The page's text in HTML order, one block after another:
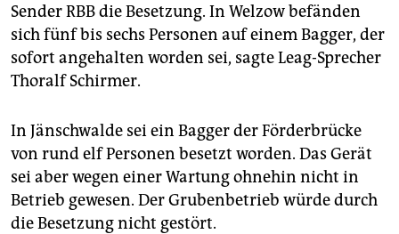
Sender RBB die Besetzung. In Welzow befänden
sich fünf bis sechs Personen auf einem Bagger, der
sofort angehalten worden sei, sagte Leag-Sprecher
Thoralf Schirmer.
In Jänschwalde sei ein Bagger der Förderbrücke
von rund elf Personen besetzt worden. Das Gerät
sei aber wegen einer Wartung ohnehin nicht in
Betrieb gewesen. Der Grubenbetrieb würde durch
die Besetzung nicht gestört.